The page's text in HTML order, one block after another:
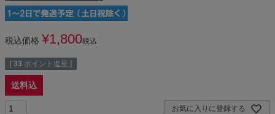
税込価格 ¥1,800税込
[ 33 ポイント進呈 ]
送料込
お気に入りに登録する